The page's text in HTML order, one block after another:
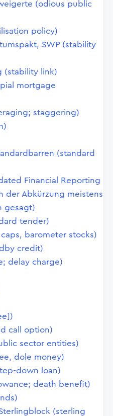
(odious public
policy)
SWP (stability
(stability link)
mortgage
staggering)
(standard
Financial Reporting
der Abkürzung meistens
gesagt)
tender)
barometer stocks)
credit)
delay charge)
call option)
sector entities)
dole money)
down loan)
death benefit)
(sterling